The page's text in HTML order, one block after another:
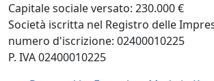
Capitale sociale versato: 230.000 €
Società iscritta nel Registro delle
numero d'iscrizione: 02400010225
P. IVA 02400010225